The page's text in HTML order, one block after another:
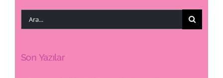
Ara:
Son Yazılar